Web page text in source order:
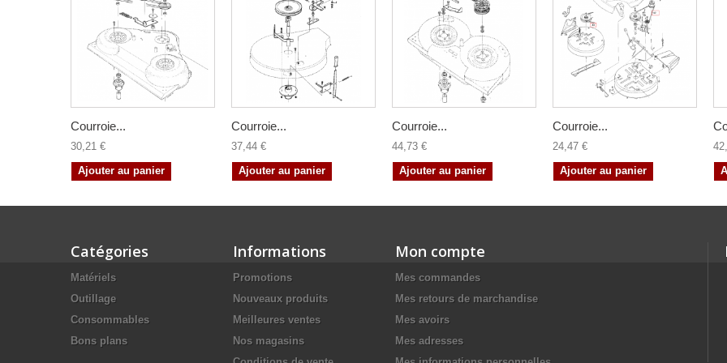
Courroie...
30,21 €
Ajouter au panier
Courroie...
37,44 €
Ajouter au panier
Courroie...
44,73 €
Ajouter au panier
Courroie...
24,47 €
Ajouter au panier
Catégories
Matériels
Outillage
Consommables
Bons plans
Informations
Promotions
Nouveaux produits
Meilleures ventes
Nos magasins
Mon compte
Mes commandes
Mes retours de marchandise
Mes avoirs
Mes adresses